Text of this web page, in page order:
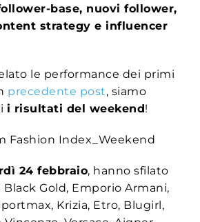
base, nuovi follower,
strategy e influencer
le performance dei primi
precedente post, siamo
i risultati del weekend!
24 febbraio, hanno sfilato
Black Gold, Emporio Armani,
Krizia, Etro, Blugirl,